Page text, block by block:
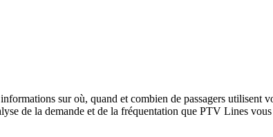
sur où, quand et combien de passagers utilisent
de la demande et de la fréquentation que PTV Lines